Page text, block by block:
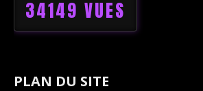
34149 VUES
PLAN DU SITE